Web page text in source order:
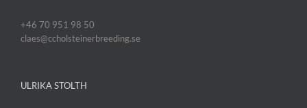
+46 70 951 98 50
claes@ccholsteinerbreeding.se
ULRIKA STOLTH